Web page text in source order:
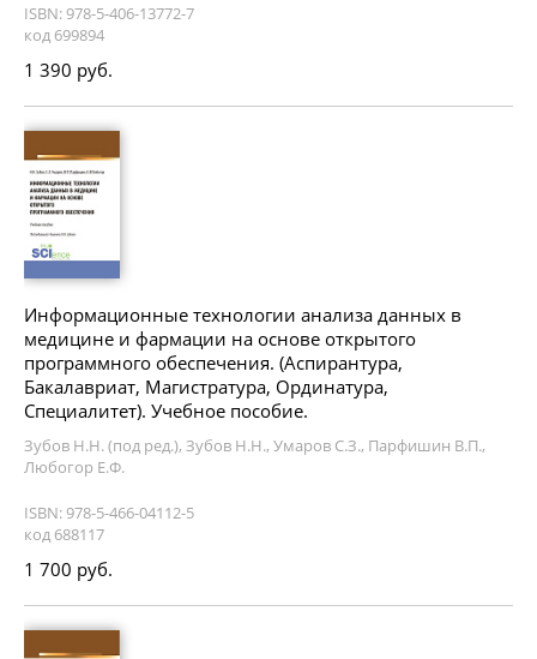
ISBN: 978-5-406-13772-7
код 699894
1 390 руб.
Информационные технологии анализа данных в
медицине и фармации на основе открытого
программного обеспечения. (Аспирантура,
Бакалавриат, Магистратура, Ординатура,
Специалитет). Учебное пособие.
Зубов Н.Н. (под ред.), Зубов Н.Н., Умаров С.З., Парфишин В.П.,
Любогор Е.Ф.
ISBN: 978-5-466-04112-5
код 688117
1 700 руб.